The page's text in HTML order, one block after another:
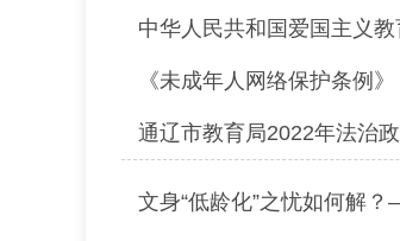
中华人民共和国爱国主义
《未成年人网络保护条例》
通辽市教育局2022年法治
文身“低龄化”之忧如何解